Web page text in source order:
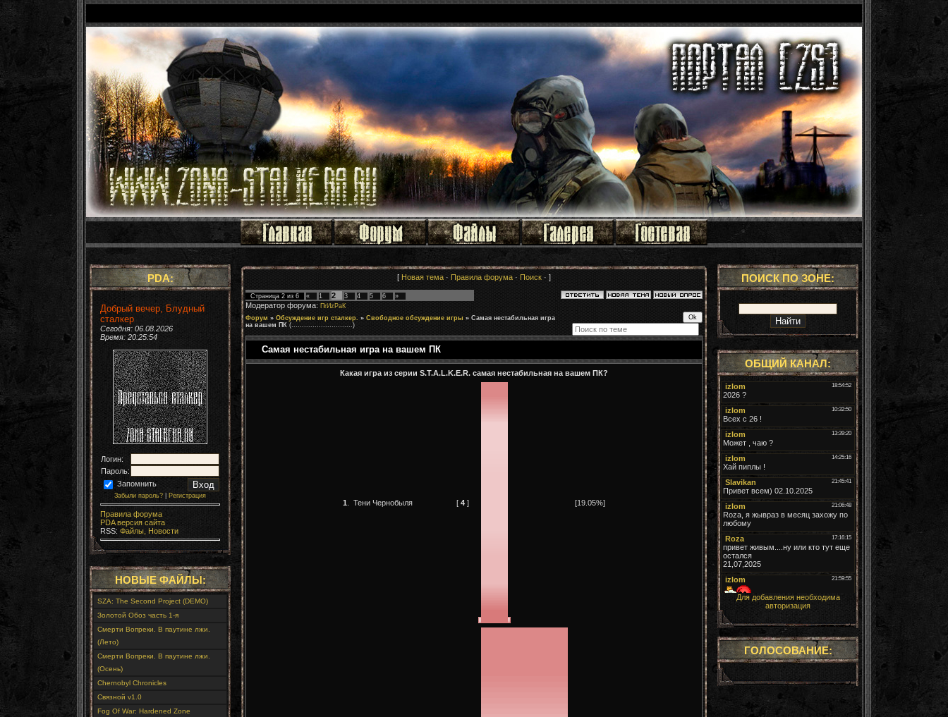
PDA:
Добрый вечер, Блудный
сталкер
Сегодня: 06.08.2026
Время: 20:25:56
Логин:
Пароль:
Запомнить
Забыли пароль? Регистрация
Правила форума
PDA версия сайта
RSS: Файлы, Новости
НОВЫЕ ФАЙЛЫ:
SZA: The Second Project (DEMO)
Золотой Обоз часть 1-я
Смерти Вопреки. В паутине лжи.
(Лето)
Смерти Вопреки. В паутине лжи.
(Осень)
Chernobyl Chronicles
Связной v1.0
Fog Of War: Hardened Zone
[ Новая тема · Правила форума · Поиск · ]
Страница 2 из 6 « 1 2 3 4 5 6 »
Модератор форума: ПrИzРaК
Форум » Обсуждение игр сталкер. » Свободное обсуждение игры » Самая нестабильная игра
на вашем ПК (.............................)
Самая нестабильная игра на вашем ПК
Какая игра из серии S.T.A.L.K.E.R. самая нестабильная на вашем ПК?
1 Тени Чернобыля [ 4 ] [19.05%]
ПОИСК ПО ЗОНЕ:
ОБЩИЙ КАНАЛ:
Для добавления необходима
авторизация
ГОЛОСОВАНИЕ: